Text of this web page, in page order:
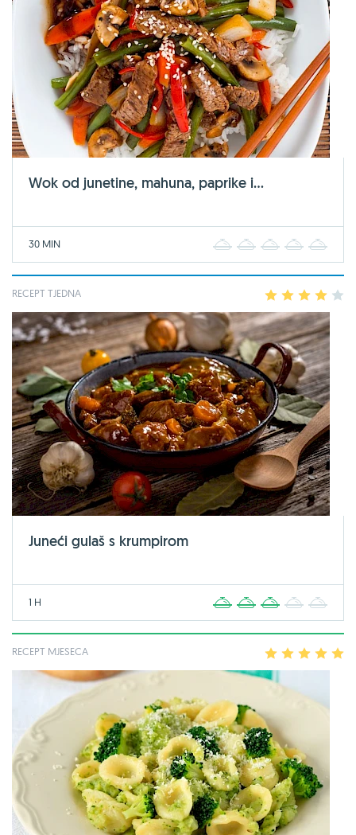
Wok od junetine, mahuna, paprike i...
30 MIN 2 3 4
RECEPT TJEDNA 2 3 4
Juneći gulaš s krumpirom
1 H 2 3 4
RECEPT MJESECA 2 3 4